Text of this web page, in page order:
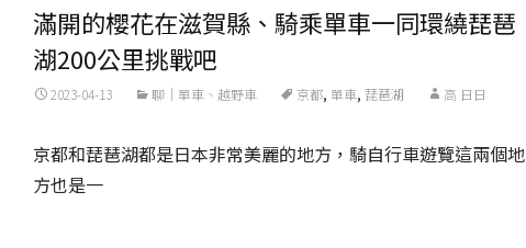
滿開的櫻花在滋賀縣、騎乘單車一同環繞琵琶
湖200公里挑戰吧
2023-04-13 聊｜單車、越野車 京都, 單車, 琵琶湖 高 日日
京都和琵琶湖都是日本非常美麗的地方，騎自行車遊覽這兩個地
方也是一